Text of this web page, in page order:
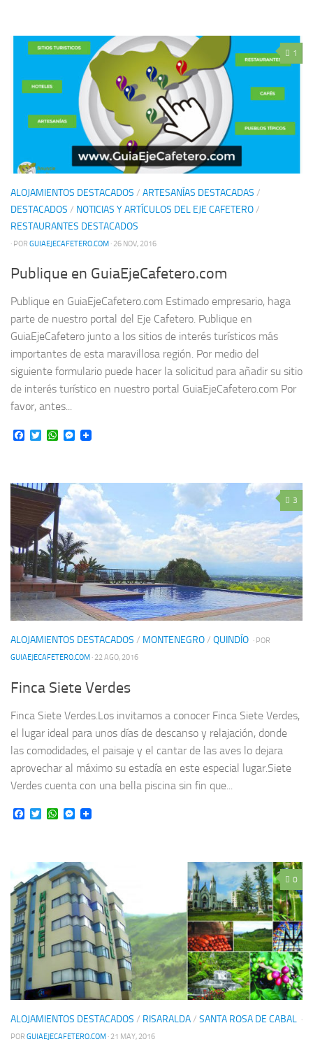
1
ALOJAMIENTOS DESTACADOS / ARTESANÍAS DESTACADAS /
DESTACADOS / NOTICIAS Y ARTÍCULOS DEL EJE CAFETERO/
RESTAURANTES DESTACADOS
· POR GUIAEJECAFETERO.COM · 26 NOV, 2016
Publique en GuiaEjeCafetero.com
Publique en GuiaEjeCafetero.com Estimado empresario, haga
parte de nuestro portal del Eje Cafetero. Publique en
GuiaEjeCafetero junto a los sitios de interés turísticos más
importantes de esta maravillosa región. Por medio del
siguiente formulario puede hacer la solicitud para añadir su sitio
de interés turístico en nuestro portal GuiaEjeCafetero.com Por
favor, antes...
Facebook
TwitterWhatsApp
Messenger
3
ALOJAMIENTOS DESTACADOS / MONTENEGRO/ QUINDÍO · POR
GUIAEJECAFETERO.COM · 22 AGO, 2016
Finca Siete Verdes
Finca Siete Verdes.Los invitamos a conocer Finca Siete Verdes,
el lugar ideal para unos días de descanso y relajación, donde
las comodidades, el paisaje y el cantar de las aves lo dejara
aprovechar al máximo su estadía en este especial lugar.Siete
Verdes cuenta con una bella piscina sin fin que...
Facebook
TwitterWhatsApp
Messenger
0
ALOJAMIENTOS DESTACADOS / RISARALDA/ SANTA ROSA DE CABAL ·
POR GUIAEJECAFETERO.COM · 21 MAY, 2016